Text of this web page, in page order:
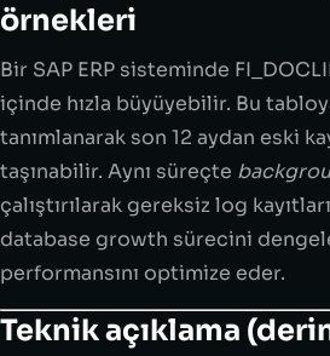
örnekleri
Bir SAP ERP sisteminde
içinde hızla büyüyebilir. Bu
tanımlanarak son 12 aydan eski
taşınabilir. Aynı süreçte
çalıştırılarak gereksiz log
database growth sürecini
performansını optimize eder.
Teknik açıklama